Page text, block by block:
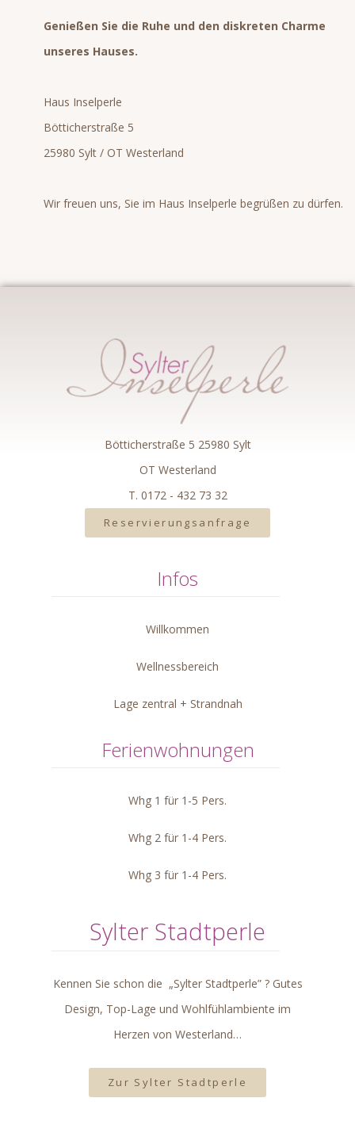
Genießen Sie die Ruhe und den diskreten Charme
unseres Hauses.
Haus Inselperle
Bötticherstraße 5
25980 Sylt / OT Westerland
Wir freuen uns, Sie im Haus Inselperle begrüßen zu dürfen.
Bötticherstraße 5 25980 Sylt
OT Westerland
T. 0172 - 432 73 32
Reservierungsanfrage
Infos
Willkommen
Wellnessbereich
Lage zentral + Strandnah
Ferienwohnungen
Whg 1 für 1-5 Pers.
Whg 2 für 1-4 Pers.
Whg 3 für 1-4 Pers.
Sylter Stadtperle
Kennen Sie schon die „Sylter Stadtperle” ? Gutes
Design, Top-Lage und Wohlfühlambiente im
Herzen von Westerland…
Zur Sylter Stadtperle